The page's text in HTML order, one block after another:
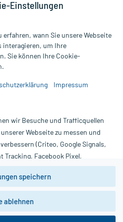
zzgl. Versandkosten
werden ausschließlich für
durch einen Arzt. Bitte
| Diese Webseite benutzt
dazu die wichtigen Hinweise in
Für den Widerruf einer Bestellung
und Bewertungen
Einstellungen
wann Sie unsere Webseite
interagieren, um Ihre
Sie können Ihre Cookie-
Impressum
wir Besuche und Trafficquellen
Webseite zu messen und
(Criteo, Google Signals,
Tracking, Facebook Pixel,
dass die
Anforderungen gem. EU-
ein Datentransfer in Drittstaaten bzw.
speichern
ablehnen